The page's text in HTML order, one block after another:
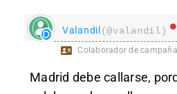
Valandil (@valandil)
Colaborador de campaña
Madrid debe callarse,